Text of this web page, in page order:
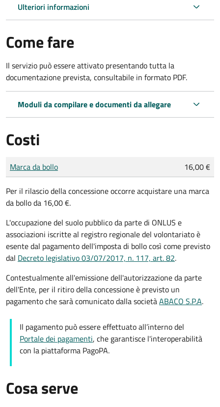
Ulteriori informazioni
Come fare
Il servizio può essere attivato presentando tutta la
documentazione prevista, consultabile in formato PDF.
Moduli da compilare e documenti da allegare
Costi
Tipo di pagamento
Importo
Marca da bollo 16,00 €
Per il rilascio della concessione occorre acquistare una marca
da bollo da 16,00 €.
L'occupazione del suolo pubblico da parte di ONLUS e
associazioni iscritte al registro regionale del volontariato è
esente dal pagamento dell'imposta di bollo così come previsto
dal Decreto legislativo 03/07/2017, n. 117, art. 82.
Contestualmente all'emissione dell'autorizzazione da parte
dell'Ente, per il ritiro della concessione è previsto un
pagamento che sarà comunicato dalla societàABACO S.P.A.
Il pagamento può essere effettuato all’interno del
Portale dei pagamenti, che garantisce l'interoperabilità
con la piattaforma PagoPA.
Cosa serve